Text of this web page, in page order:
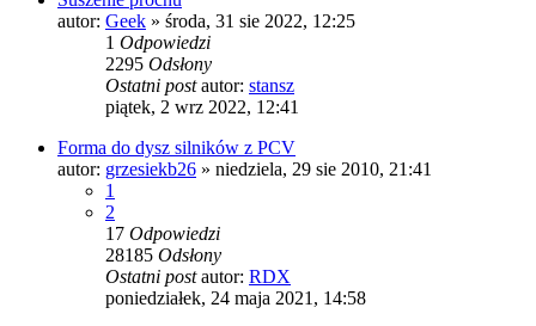
autor: Geek » środa, 31 sie 2022, 12:25
1 Odpowiedzi
2295 Odsłony
Ostatni postautor: stansz
piątek, 2 wrz 2022, 12:41
Forma do dysz silników z PCV
autor: grzesiekb26 » niedziela, 29 sie 2010, 21:41
1
2
17 Odpowiedzi
28185 Odsłony
Ostatni postautor: RDX
poniedziałek, 24 maja 2021, 14:58